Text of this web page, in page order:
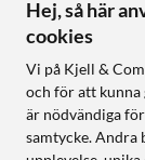
Följ oss
Handla från:
Hej, så här
cookies
Vi på Kjell &
och för att kunna
är nödvändiga
samtycke. Andra